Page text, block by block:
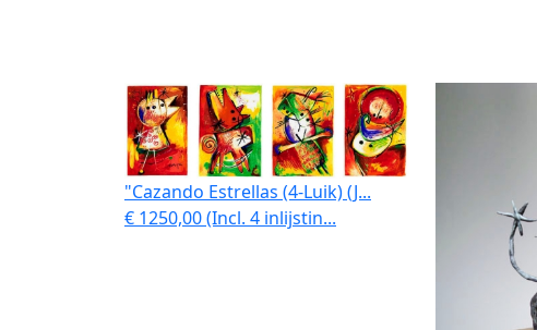
"Cazando Estrellas (4-Luik) (J...
€ 1250,00 (Incl. 4 inlijstin...